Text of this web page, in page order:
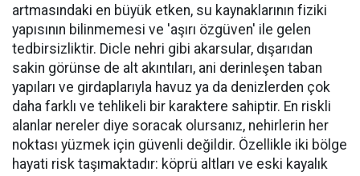
artmasındaki en büyük etken, su kaynaklarının fiziki
yapısının bilinmemesi ve 'aşırı özgüven' ile gelen
tedbirsizliktir. Dicle nehri gibi akarsular, dışarıdan
sakin görünse de alt akıntıları, ani derinleşen taban
yapıları ve girdaplarıyla havuz ya da denizlerden çok
daha farklı ve tehlikeli bir karaktere sahiptir. En riskli
alanlar nereler diye soracak olursanız, nehirlerin her
noktası yüzmek için güvenli değildir. Özellikle iki bölge
hayati risk taşımaktadır: köprü altları ve eski kayalık